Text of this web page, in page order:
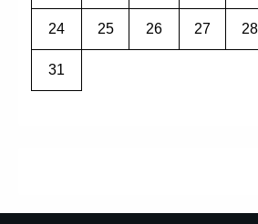
24 25 26 27 28
31